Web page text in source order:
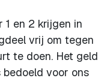
1 en 2 krijgen in
vrij om tegen
te doen. Het geld
bedoeld voor ons